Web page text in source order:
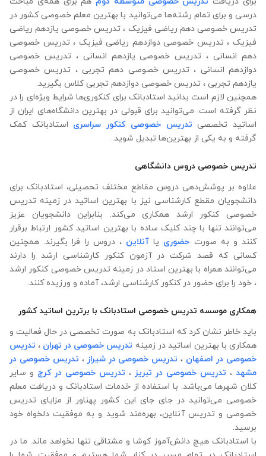
درسی و برای تمام رشته‌ها می‌‌‌‌‌‌توانید با بهترین معلم خصوصی کشور در
تدریس خصوصی دهم ریاضی فیزیک ، تدریس خصوصی یازدهم ریاضی
فیزیک ، تدریس خصوصی دوازدهم ریاضی فیزیک ، تدریس خصوصی
دهم انسانی ، تدریس خصوصی یازدهم انسانی ، تدریس خصوصی
دوازدهم انسانی ، تدریس خصوصی دهم تجربی ، تدریس خصوصی
یازدهم تجربی ، تدریس خصوصی دوازدهم تجربی کلاس بگیرید.
همچنین لازم است بدانید استادبانک برای کنکوری‌ها شرایط ویژه‌ای را در
نظر گرفته است. می‌توانید برای قبولی در بهترین دانشگاه‌های ایران از
اساتید تخصصی تدریس خصوصی کنکور سراسری استادبانک کمک
گرفته و به یکی از بهترین‌ها تبدیل شوید.
تدریس خصوصی دروس دانشگاهی
علاوه ‌بر پوشش‌دهی دروس مقاطع مختلف تحصیلی، استادبانک برای
دانشجویان مقطع کارشناسی نیز با بهترین اساتید در زمینه تدریس
خصوصی کنکور ارشد همکاری می‌کند. بنابراین دانشجویان عزیز
می‌توانند تنها با چند کلیک ساده با بهترین اساتید کشور ارتباط برقرار
کنند و به صورت حضوری یا آنلاین ، دروس را فرا بگیرند. همچنین
کسانی که قصد شرکت در آزمون کنکور کارشناسی ارشد را دارند
می‌توانند همراه با بهترین استاد در زمینه تدریس خصوصی کنکور ارشد
، خود را برای حضور در کنکور کارشناسی ارشد، آماده و ورزیده کنند.
همکاری موسسه تدریس خصوصی استادبانک با برترین اساتید کشور
باید خاطر نشان کرد که استادبانک به صورت تخصصی در حال فعالیت و
همکاری با بهترین اساتید در زمینه تدریس خصوصی در تهران ، تدریس
خصوصی در اصفهان ، تدریس خصوصی در شیراز، تدریس خصوصی در
مشهد ، تدریس خصوصی در تبریز ، تدریس خصوصی در کرج و سایر
کلان شهرها می‌باشد. با استفاده از خدمات استادبانک و دریافت معلم
خصوصی می‌توانید در جای جای این کشور پهناور از مزایای تدریس
خصوصی و تدریس آنلاین، بهره‌مند شوید و به موفقیت دلخواه خود
برسید.
با استادبانک هیچ دانش‌آموز کوشا و مشتاقی تنها نخواهد ماند. ما در